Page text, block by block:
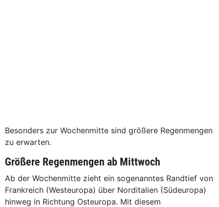
Besonders zur Wochenmitte sind größere Regenmengen
zu erwarten.
Größere Regenmengen ab Mittwoch
Ab der Wochenmitte zieht ein sogenanntes Randtief von
Frankreich (Westeuropa) über Norditalien (Südeuropa)
hinweg in Richtung Osteuropa. Mit diesem